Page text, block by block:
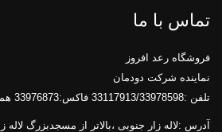
تماس با ما
فروشگاه رعد افروز
نماینده شرکت دودمان
تلفن :33117913/33978598 فاکس:33976873 همراه:09121908965
آدرس :لاله زار جنوبی ،بالاتر از مسجدبزرگ لاله